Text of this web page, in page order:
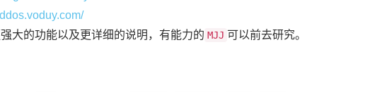
大的功能以及更详细的说明，有能力的 MJJ 可以前去研究。